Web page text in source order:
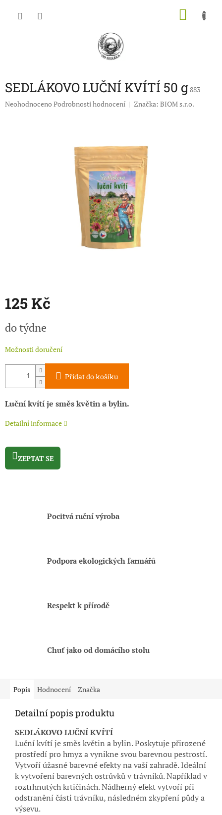
SEDLÁKOVO LUČNÍ KVÍTÍ 50 g883
Průměrné
Neohodnoceno Podrobnosti hodnocení Značka: BIOM s.r.o.
125 Kč
cena:
do týdne
Možnosti doručení
Přidat do košíku
Luční kvítí je směs květin a bylin.
Detailní informace
ZEPTAT SE
Pocitvá ruční výroba
Podpora ekologických farmářů
Respekt k přírodě
Chuť jako od domácího stolu
Popis Hodnocení Značka
Detailní popis produktu
SEDLÁKOVO LUČNÍ KVÍTÍ
Luční kvítí je směs květin a bylin. Poskytuje přirozené
prostředí pro hmyz a vynikne svou barevnou pestrostí.
Vytvoří úžasné barevné efekty na vaší zahradě. Ideální
k vytvoření barevných ostrůvků v trávníků. Například v
roztrhnutých krtičinách. Nádherný efekt vytvoří při
odstranění části trávníku, následném zkypření půdy a
výsevu.